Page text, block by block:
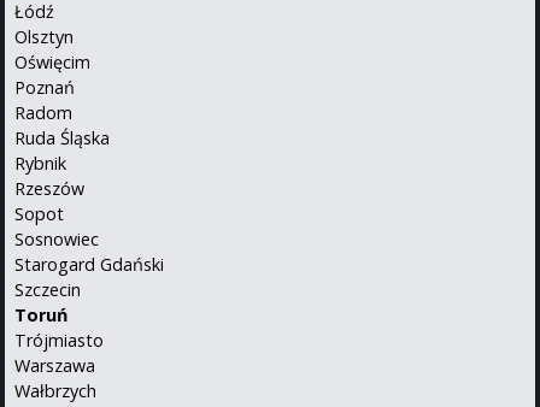
Łódź
Olsztyn
Oświęcim
Poznań
Radom
Ruda Śląska
Rybnik
Rzeszów
Sopot
Sosnowiec
Starogard Gdański
Szczecin
Toruń
Trójmiasto
Warszawa
Wałbrzych